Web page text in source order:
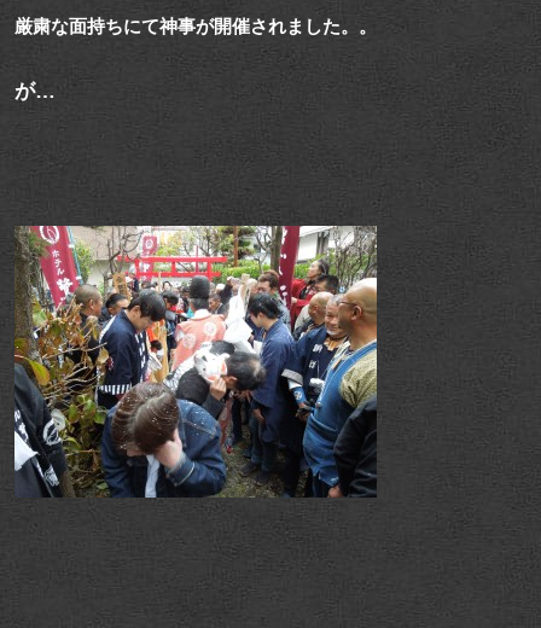
厳粛な面持ちにて神事が開催されました。。
が…